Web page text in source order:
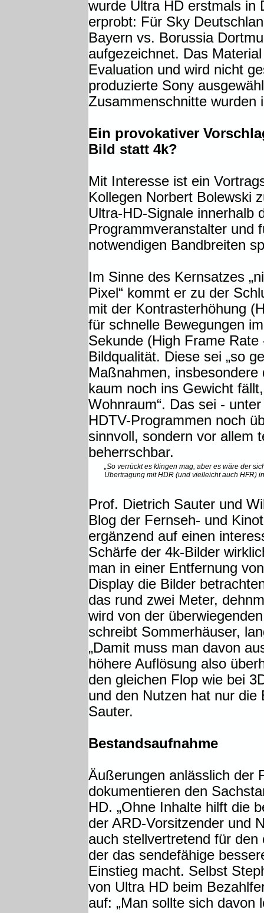
wurde Ultra HD erstmals in
erprobt: Für Sky
Bayern vs. Borussia
aufgezeichnet. Das
Evaluation und wird nicht
produzierte Sony
Zusammenschnitte wurden
Ein provokativer
Bild statt 4k?
Mit Interesse ist ein
Kollegen Norbert Bolewski
Ultra-HD-Signale innerhalb
Programmveranstalter und
notwendigen Bandbreiten
Im Sinne des Kernsatzes
Pixel“ kommt er zu der
mit der Kontrasterhöhung
für schnelle Bewegungen
Sekunde (High Frame
Bildqualität. Diese sei „so
Maßnahmen,
kaum noch ins Gewicht
Wohnraum“. Das sei -
HDTV-Programmen noch
sinnvoll, sondern vor allem
beherrschbar.
„So verrückt es klingen mag, aber es wäre der
Übertragung mit HDR (und vielleicht auch HFR)
Prof. Dietrich Sauter und
Blog der Fernseh- und
ergänzend auf einen
Schärfe der 4k-Bilder
man in einer Entfernung
Display die Bilder
das rund zwei Meter,
wird von der
schreibt Sommerhäuser,
„Damit muss man davon
höhere Auflösung also
den gleichen Flop wie bei
und den Nutzen hat nur die
Sauter.
Bestandsaufnahme
Äußerungen anlässlich der
dokumentieren den
HD. „Ohne Inhalte hilft die
der ARD-Vorsitzender und
auch stellvertretend für
der das sendefähige
Einstieg macht. Selbst
von Ultra HD beim
auf: „Man sollte sich davon